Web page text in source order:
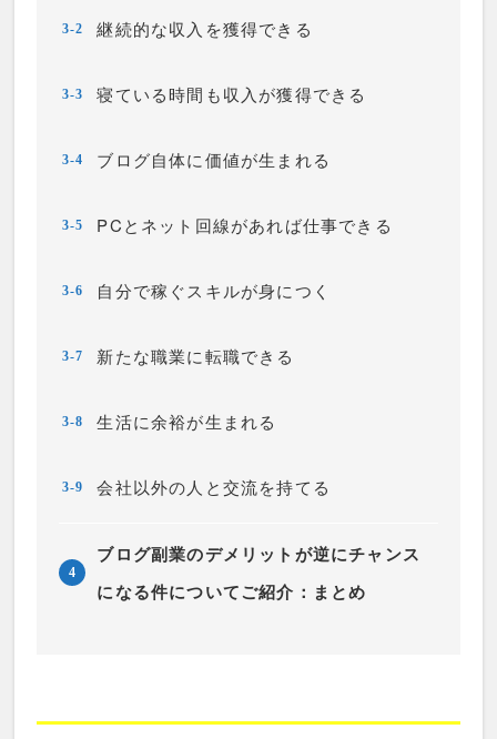
3-2 継続的な収入を獲得できる
3-3 寝ている時間も収入が獲得できる
3-4 ブログ自体に価値が生まれる
3-5 PCとネット回線があれば仕事できる
3-6 自分で稼ぐスキルが身につく
3-7 新たな職業に転職できる
3-8 生活に余裕が生まれる
3-9 会社以外の人と交流を持てる
4
ブログ副業のデメリットが逆にチャンス
になる件についてご紹介：まとめ